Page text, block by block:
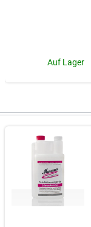
Auf Lager